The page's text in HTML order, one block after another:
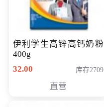
伊利学生高锌高钙奶粉
400g
32.00
库存2709
直营